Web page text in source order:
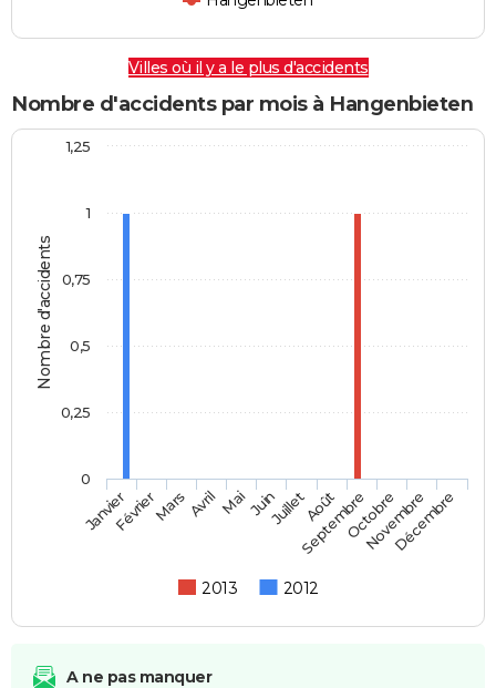
Villes où il y a le plus d'accidents
Nombre d'accidents par mois à Hangenbieten
Nombre d'accidents
2013 2012
JanvierFévrierMars AvrilMaiJuinJuilletAoût
SeptembreOctobre
Novembre
Décembre
0
1
0,25
0,5
0,75
1,25
A ne pas manquer